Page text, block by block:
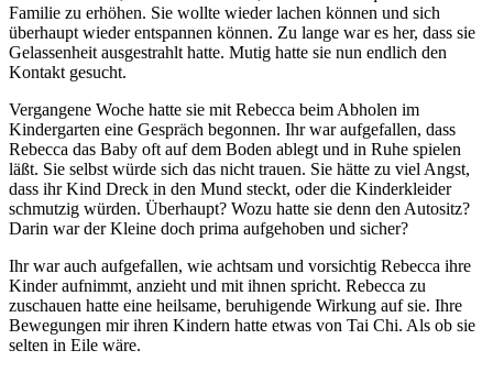
Familie zu erhöhen. Sie wollte wieder lachen können und sich
überhaupt wieder entspannen können. Zu lange war es her, dass sie
Gelassenheit ausgestrahlt hatte. Mutig hatte sie nun endlich den
Kontakt gesucht.
Vergangene Woche hatte sie mit Rebecca beim Abholen im
Kindergarten eine Gespräch begonnen. Ihr war aufgefallen, dass
Rebecca das Baby oft auf dem Boden ablegt und in Ruhe spielen
läßt. Sie selbst würde sich das nicht trauen. Sie hätte zu viel Angst,
dass ihr Kind Dreck in den Mund steckt, oder die Kinderkleider
schmutzig würden. Überhaupt? Wozu hatte sie denn den Autositz?
Darin war der Kleine doch prima aufgehoben und sicher?
Ihr war auch aufgefallen, wie achtsam und vorsichtig Rebecca ihre
Kinder aufnimmt, anzieht und mit ihnen spricht. Rebecca zu
zuschauen hatte eine heilsame, beruhigende Wirkung auf sie. Ihre
Bewegungen mir ihren Kindern hatte etwas von Tai Chi. Als ob sie
selten in Eile wäre.